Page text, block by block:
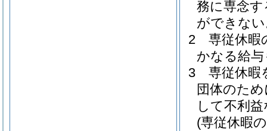
務に専念
ができな
2
専従休暇
かなる給
3
専従休暇
団体のた
して不利
(専従休暇